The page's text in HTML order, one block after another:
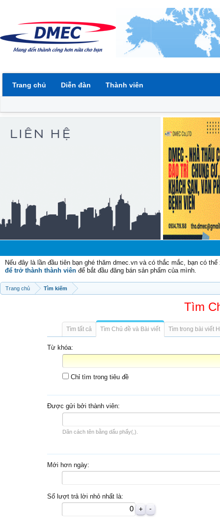
Nếu đây là lần đầu tiên bạn ghé thăm dmec.vn và có thắc mắc, bạn có
để trở thành thành viên để bắt đầu đăng bán sản phẩm của mình.
Trang chủ Tìm kiếm
Tìm
Tìm tất cả Tìm Chủ đề và Bài viết Tìm trong bài viết
Từ khóa:
Chỉ tìm trong tiêu đề
Được gửi bởi thành viên:
Dãn cách tên bằng dấu phẩy(,).
Mới hơn ngày:
Số lượt trả lời nhỏ nhất là:
Trang chủ Diễn đàn Thành viên